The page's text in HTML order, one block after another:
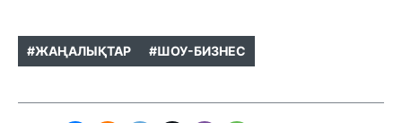
#ЖАҢАЛЫҚТАР #ШОУ-БИЗНЕС